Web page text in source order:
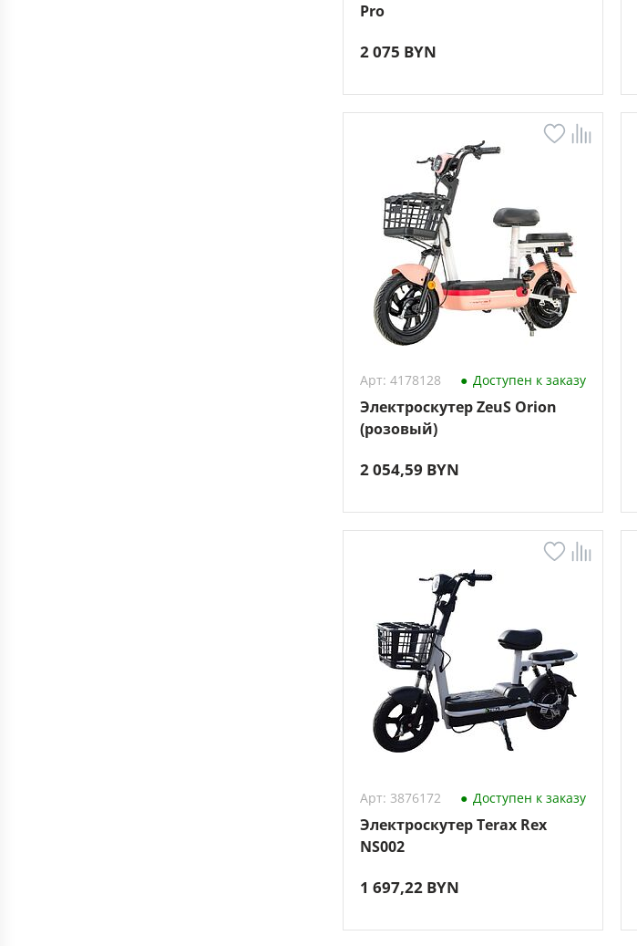
Pro
2 075 BYN
Арт: 4178128 Доступен к заказу
Электроскутер ZeuS Orion
(розовый)
2 054,59 BYN
Арт: 3876172 Доступен к заказу
Электроскутер Terax Rex
NS002
1 697,22 BYN